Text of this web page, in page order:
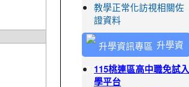
教學正常化訪視相關佐
證資料
升學資
訊專區
115桃連區高中職免試入
學平台